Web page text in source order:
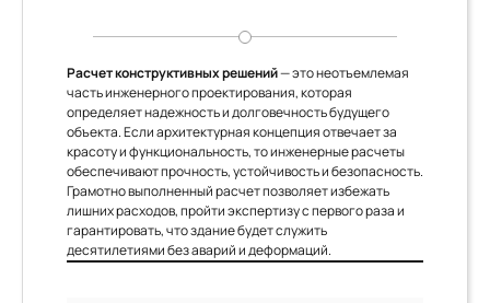
Расчет конструктивных решений— это неотъемлемая
часть инженерного проектирования, которая
определяет надежность и долговечность будущего
объекта. Если архитектурная концепция отвечает за
красоту и функциональность, то инженерные расчеты
обеспечивают прочность, устойчивость и безопасность.
Грамотно выполненный расчет позволяет избежать
лишних расходов, пройти экспертизу с первого раза и
гарантировать, что здание будет служить
десятилетиями без аварий и деформаций.